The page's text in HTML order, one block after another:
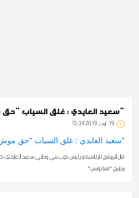
سعيد العايدي : غلق السياب "حق موش مزية"
19 15:34 2019 أوت
قال المرشح للرئاسية و رئيس حزب بني وطني سعيد العايدي
برنامج "هنا تونس"